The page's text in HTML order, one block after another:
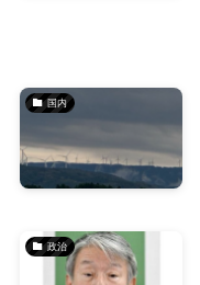
国内
政治